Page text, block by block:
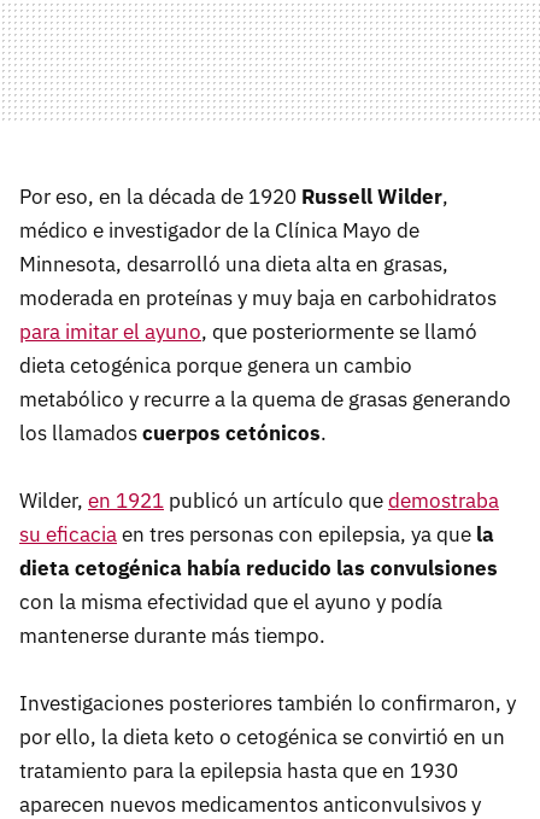
Por eso, en la década de 1920 Russell Wilder,
médico e investigador de la Clínica Mayo de
Minnesota, desarrolló una dieta alta en grasas,
moderada en proteínas y muy baja en carbohidratos
para imitar el ayuno, que posteriormente se llamó
dieta cetogénica porque genera un cambio
metabólico y recurre a la quema de grasas generando
los llamadoscuerpos cetónicos.
Wilder, en 1921 publicó un artículo quedemostraba
su eficaciaen tres personas con epilepsia, ya que la
dieta cetogénica había reducido las convulsiones
con la misma efectividad que el ayuno y podía
mantenerse durante más tiempo.
Investigaciones posteriores también lo confirmaron, y
por ello, la dieta keto o cetogénica se convirtió en un
tratamiento para la epilepsia hasta que en 1930
aparecen nuevos medicamentos anticonvulsivos y